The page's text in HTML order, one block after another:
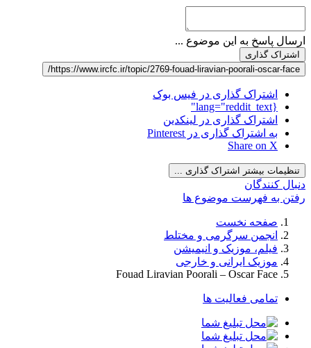
ارسال پاسخ به این موضوع ...
اشتراک گذاری
https://www.ircfc.ir/topic/2769-fouad-liravian-poorali-oscar-face/
اشتراک گذاری در فیس بوک
{lang="reddit_text"
اشتراک گذاری در لینکدین
به اشتراک گذاری در Pinterest
Share on X
تنظیمات بیشتر اشتراک گذاری ...
دنبال کنندگان
رفتن به فهرست موضوع ها
صفحه نخست
انجمن سرگرمی و مختلط
فیلم، موزیک و انیمیشن
موزیک ایرانی و خارجی
Fouad Liravian Poorali – Oscar Face
تمامی فعالیت ها